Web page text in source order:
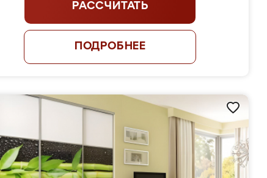
РАССЧИТАТЬ
ПОДРОБНЕЕ